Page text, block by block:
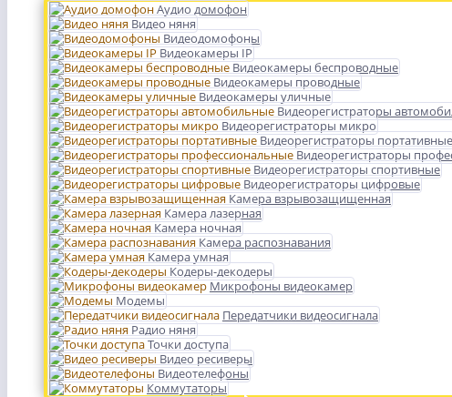
Аудио домофон
Видео няня
Видеодомофоны
Видеокамеры IP
Видеокамеры беспроводные
Видеокамеры проводные
Видеокамеры уличные
Видеорегистраторы
Видеорегистраторы микро
Видеорегистраторы портативные
Видеорегистраторы
Видеорегистраторы спортивные
Видеорегистраторы цифровые
Камера взрывозащищенная
Камера лазерная
Камера ночная
Камера распознавания
Камера умная
Кодеры-декодеры
Микрофоны видеокамер
Модемы
Передатчики видеосигнала
Радио няня
Точки доступа
Видео ресиверы
Видеотелефоны
Коммутаторы